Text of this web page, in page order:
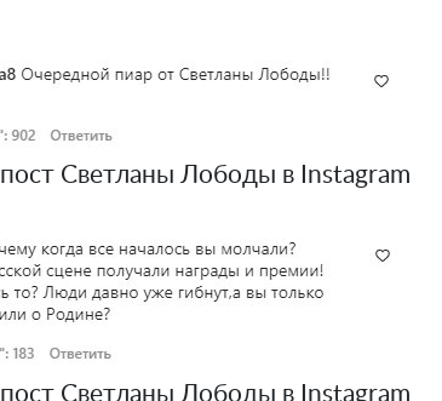
Светланы Лободы в Instagram
Светланы Лободы в Instagram